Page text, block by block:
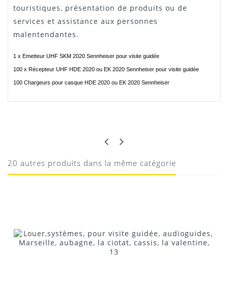
touristiques, présentation de produits ou de
services et assistance aux personnes
malentendantes.
1 x Emetteur UHF SKM 2020 Sennheiser pour visite guidée
100 x Récepteur UHF HDE 2020 ou EK 2020 Sennheiser pour visite guidée
100 Chargeurs pour casque HDE 2020 ou EK 2020 Sennheiser
19/05/2020
20 autres produits dans la même catégorie